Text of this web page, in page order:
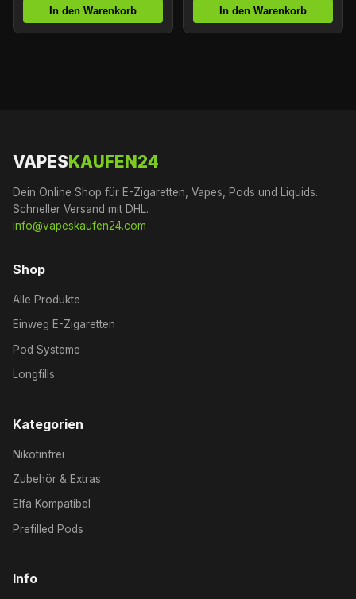
In den Warenkorb In den Warenkorb
VAPESKAUFEN24
Dein Online Shop für E-Zigaretten, Vapes, Pods und Liquids.
Schneller Versand mit DHL.
info@vapeskaufen24.com
Shop
Alle Produkte
Einweg E-Zigaretten
Pod Systeme
Longfills
Kategorien
Nikotinfrei
Zubehör & Extras
Elfa Kompatibel
Prefilled Pods
Info